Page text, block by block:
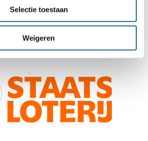
Selectie toestaan
Weigeren